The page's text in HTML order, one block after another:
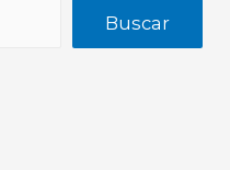
Buscar